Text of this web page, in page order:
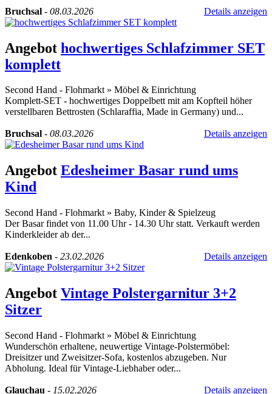
Bruchsal - 08.03.2026 Details anzeigen
Angebot hochwertiges Schlafzimmer SET
komplett
Second Hand - Flohmarkt » Möbel & Einrichtung
Komplett-SET - hochwertiges Doppelbett mit am Kopfteil höher
verstellbaren Bettrosten (Schlaraffia, Made in Germany) und...
Bruchsal - 08.03.2026 Details anzeigen
Angebot Edesheimer Basar rund ums
Kind
Second Hand - Flohmarkt » Baby, Kinder & Spielzeug
Der Basar findet von 11.00 Uhr - 14.30 Uhr statt. Verkauft werden
Kinderkleider ab der...
Edenkoben - 23.02.2026 Details anzeigen
Angebot Vintage Polstergarnitur 3+2
Sitzer
Second Hand - Flohmarkt » Möbel & Einrichtung
Wunderschön erhaltene, neuwertige Vintage-Polstermöbel:
Dreisitzer und Zweisitzer-Sofa, kostenlos abzugeben. Nur
Abholung. Ideal für Vintage-Liebhaber oder...
Glauchau - 15.02.2026 Details anzeigen